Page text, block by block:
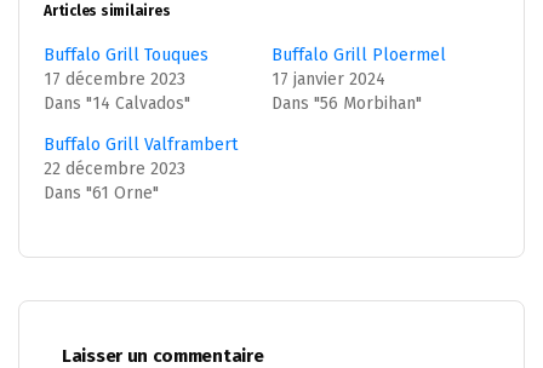
Articles similaires
Buffalo Grill Touques
17 décembre 2023
Dans "14 Calvados"
Buffalo Grill Ploermel
17 janvier 2024
Dans "56 Morbihan"
Buffalo Grill Valframbert
22 décembre 2023
Dans "61 Orne"
Laisser un commentaire